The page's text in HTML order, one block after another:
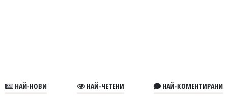
НАЙ-НОВИ НАЙ-ЧЕТЕНИ НАЙ-КОМЕНТИРАНИ